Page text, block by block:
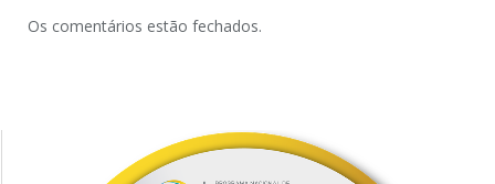
Os comentários estão fechados.